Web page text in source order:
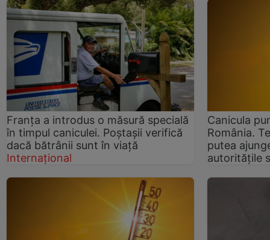
Franța a introdus o măsură specială
în timpul caniculei. Poștașii verifică
dacă bătrânii sunt în viață
Internațional
Canicula
România.
putea
autoritățile